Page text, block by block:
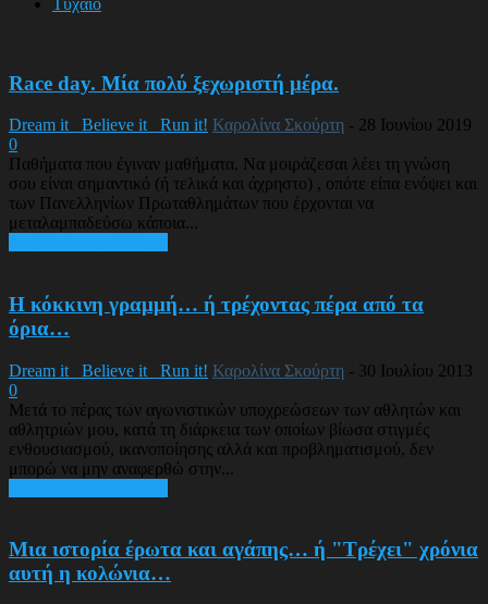
Race day. Μία πολύ ξεχωριστή μέρα.
Dream it_ Believe it_ Run it! Καρολίνα Σκούρτη - 28 Ιουνίου 2019
0
Παθήματα που έγιναν μαθήματα. Να μοιράζεσαι λέει τη γνώση
σου είναι σημαντικό (ή τελικά και άχρηστο) , οπότε είπα ενόψει και
των Πανελληνίων Πρωταθλημάτων που έρχονται να
μεταλαμπαδεύσω κάποια...
Η κόκκινη γραμμή… ή τρέχοντας πέρα από τα
όρια…
Dream it_ Believe it_ Run it! Καρολίνα Σκούρτη - 30 Ιουλίου 2013
0
Μετά το πέρας των αγωνιστικών υποχρεώσεων των αθλητών και
αθλητριών μου, κατά τη διάρκεια των οποίων βίωσα στιγμές
ενθουσιασμού, ικανοποίησης αλλά και προβληματισμού, δεν
μπορώ να μην αναφερθώ στην...
Μια ιστορία έρωτα και αγάπης… ή "Τρέχει" χρόνια
αυτή η κολώνια…